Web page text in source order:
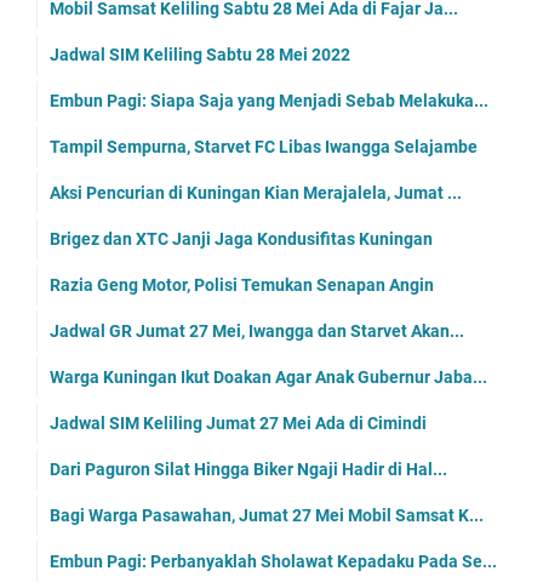
Mobil Samsat Keliling Sabtu 28 Mei Ada di Fajar Ja...
Jadwal SIM Keliling Sabtu 28 Mei 2022
Embun Pagi: Siapa Saja yang Menjadi Sebab Melakuka...
Tampil Sempurna, Starvet FC Libas Iwangga Selajambe
Aksi Pencurian di Kuningan Kian Merajalela, Jumat ...
Brigez dan XTC Janji Jaga Kondusifitas Kuningan
Razia Geng Motor, Polisi Temukan Senapan Angin
Jadwal GR Jumat 27 Mei, Iwangga dan Starvet Akan...
Warga Kuningan Ikut Doakan Agar Anak Gubernur Jaba...
Jadwal SIM Keliling Jumat 27 Mei Ada di Cimindi
Dari Paguron Silat Hingga Biker Ngaji Hadir di Hal...
Bagi Warga Pasawahan, Jumat 27 Mei Mobil Samsat K...
Embun Pagi: Perbanyaklah Sholawat Kepadaku Pada Se...